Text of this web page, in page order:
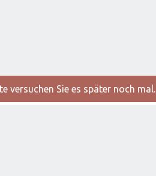
versuchen Sie es später noch mal.